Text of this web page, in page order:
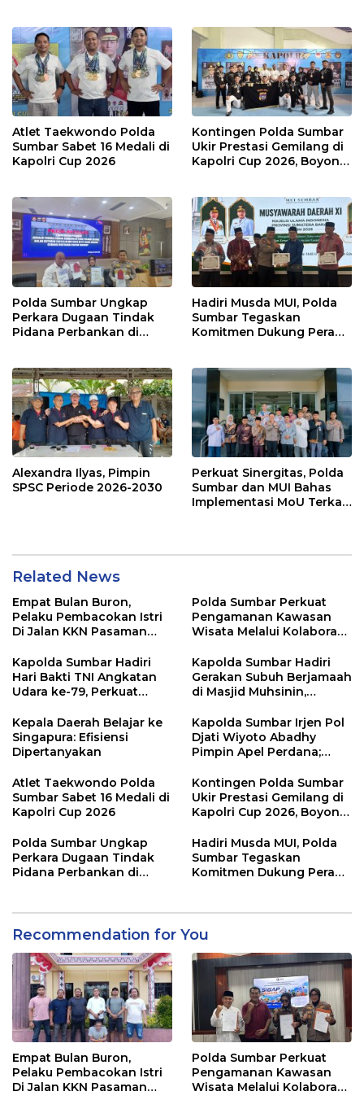
Atlet Taekwondo Polda
Sumbar Sabet 16 Medali di
Kapolri Cup 2026
Kontingen Polda Sumbar
Ukir Prestasi Gemilang di
Kapolri Cup 2026, Boyong
Polda Sumbar Ungkap
Perkara Dugaan Tindak
Pidana Perbankan di
3 Orang Ditetapkan
Tersangka
Hadiri Musda MUI, Polda
Sumbar Tegaskan
Komitmen Dukung Peran
Alexandra Ilyas, Pimpin
SPSC Periode 2026-2030
Perkuat Sinergitas, Polda
Sumbar dan MUI Bahas
Implementasi MoU Terkait
Related News
Empat Bulan Buron,
Pelaku Pembacokan Istri
Di Jalan KKN Pasaman
Personel Sat Reskrim Res
Pasbar Di Provinsi
Sumatera Utara
Polda Sumbar Perkuat
Pengamanan Kawasan
Wisata Melalui Kolaborasi
Kapolda Sumbar Hadiri
Hari Bakti TNI Angkatan
Udara ke-79, Perkuat
Kapolda Sumbar Hadiri
Gerakan Subuh Berjamaah
di Masjid Muhsinin,
“Ngopi Subuh”
Kepala Daerah Belajar ke
Singapura: Efisiensi
Dipertanyakan
Kapolda Sumbar Irjen Pol
Djati Wiyoto Abadhy
Pimpin Apel Perdana;
dengan Humanis
Atlet Taekwondo Polda
Sumbar Sabet 16 Medali di
Kapolri Cup 2026
Kontingen Polda Sumbar
Ukir Prestasi Gemilang di
Kapolri Cup 2026, Boyong
Polda Sumbar Ungkap
Perkara Dugaan Tindak
Pidana Perbankan di
3 Orang Ditetapkan
Tersangka
Hadiri Musda MUI, Polda
Sumbar Tegaskan
Komitmen Dukung Peran
Recommendation for You
Empat Bulan Buron,
Pelaku Pembacokan Istri
Di Jalan KKN Pasaman
Polda Sumbar Perkuat
Pengamanan Kawasan
Wisata Melalui Kolaborasi